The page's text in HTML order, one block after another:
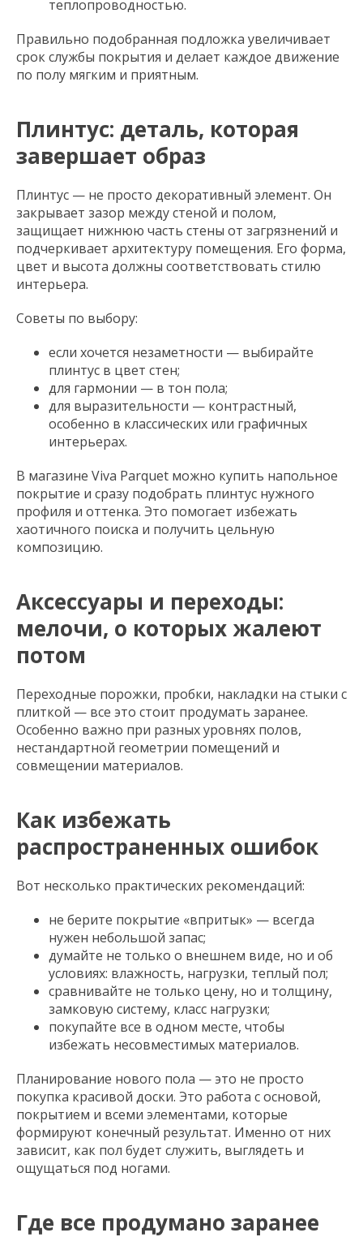
теплопроводностью.
Правильно подобранная подложка увеличивает
срок службы покрытия и делает каждое движение
по полу мягким и приятным.
Плинтус: деталь, которая
завершает образ
Плинтус — не просто декоративный элемент. Он
закрывает зазор между стеной и полом,
защищает нижнюю часть стены от загрязнений и
подчеркивает архитектуру помещения. Его форма,
цвет и высота должны соответствовать стилю
интерьера.
Советы по выбору:
если хочется незаметности — выбирайте
плинтус в цвет стен;
для гармонии — в тон пола;
для выразительности — контрастный,
особенно в классических или графичных
интерьерах.
В магазине Viva Parquet можно купить напольное
покрытие и сразу подобрать плинтус нужного
профиля и оттенка. Это помогает избежать
хаотичного поиска и получить цельную
композицию.
Аксессуары и переходы:
мелочи, о которых жалеют
потом
Переходные порожки, пробки, накладки на стыки с
плиткой — все это стоит продумать заранее.
Особенно важно при разных уровнях полов,
нестандартной геометрии помещений и
совмещении материалов.
Как избежать
распространенных ошибок
Вот несколько практических рекомендаций:
не берите покрытие «впритык» — всегда
нужен небольшой запас;
думайте не только о внешнем виде, но и об
условиях: влажность, нагрузки, теплый пол;
сравнивайте не только цену, но и толщину,
замковую систему, класс нагрузки;
покупайте все в одном месте, чтобы
избежать несовместимых материалов.
Планирование нового пола — это не просто
покупка красивой доски. Это работа с основой,
покрытием и всеми элементами, которые
формируют конечный результат. Именно от них
зависит, как пол будет служить, выглядеть и
ощущаться под ногами.
Где все продумано заранее